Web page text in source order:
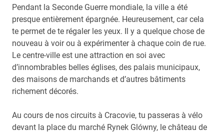
Pendant la Seconde Guerre mondiale, la ville a été
presque entièrement épargnée. Heureusement, car cela
te permet de te régaler les yeux. Il y a quelque chose de
nouveau à voir ou à expérimenter à chaque coin de rue.
Le centre-ville est une attraction en soi avec
d’innombrables belles églises, des palais municipaux,
des maisons de marchands et d’autres bâtiments
richement décorés.
Au cours de nos circuits à Cracovie, tu passeras à vélo
devant la place du marché Rynek Glówny, le château de